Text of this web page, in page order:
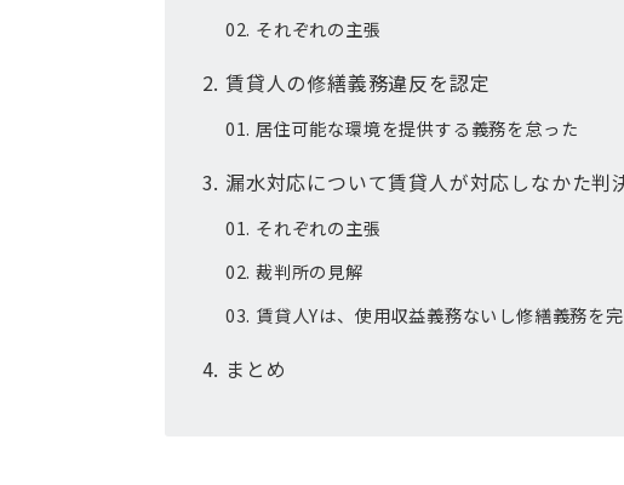
それぞれの主張
賃貸人の修繕義務違反を認定
居住可能な環境を提供する義務を怠った
漏水対応について賃貸人が対応しなかた判
それぞれの主張
裁判所の見解
賃貸人Yは、使用収益義務ないし修繕義務を
まとめ